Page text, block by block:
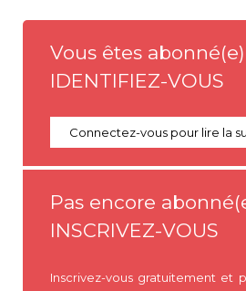
Vous êtes abonné(e)
IDENTIFIEZ-VOUS
Connectez-vous pour lire la
Pas encore
INSCRIVEZ-VOUS
Inscrivez-vous gratuitement et